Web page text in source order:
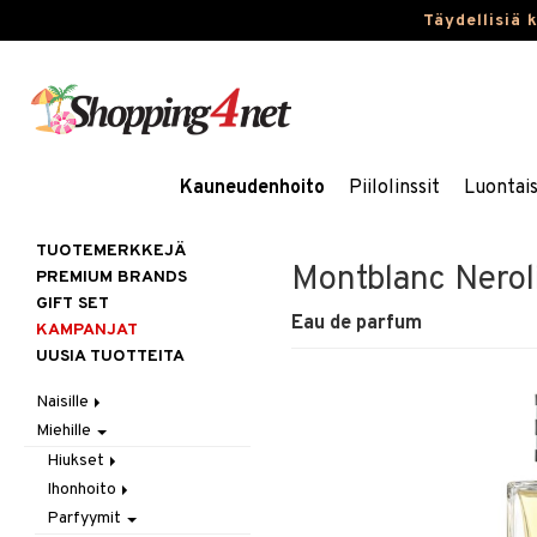
Täydellisiä
Kauneudenhoito Piilolinssit
Montblanc
Eau de parfum
TUOTEMERKKEJÄ
PREMIUM BRANDS
GIFT SET
KAMPANJAT
UUSIA TUOTTEITA
Naisille
Hiukset
Gift Set
Harjat / Kammat
Hiuskuurit
Ihonhoito
Aurinkotuotteet
Erikoistuotteet
Korut
Kaulakorut
Kosmetiikka
Miehille
Hiukset
Hiustenlähtö
Hiusväri
Ihonhoito
Aurinkotuotteet
Parfyymit